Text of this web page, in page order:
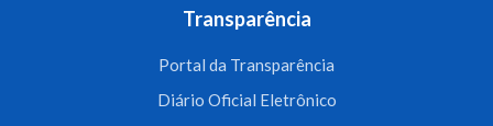
Transparência
Portal da Transparência
Diário Oficial Eletrônico